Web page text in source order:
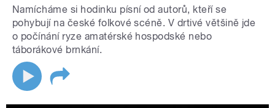
Namícháme si hodinku písní od autorů, kteří se
pohybují na české folkové scéně. V drtivé většině jde
o počínání ryze amatérské hospodské nebo
táborákové brnkání.